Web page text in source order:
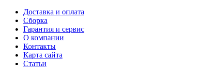
Доставка и оплата
Сборка
Гарантия и сервис
О компании
Контакты
Карта сайта
Статьи